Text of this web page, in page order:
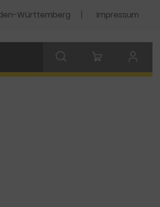
Württemberg Impressum